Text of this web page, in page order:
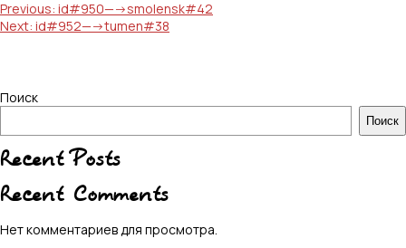
Навигация
по
Previous: id#950—->smolensk#42
Next: id#952—->tumen#38
Поиск
Поиск
Recent Posts
Recent Comments
Нет комментариев для просмотра.